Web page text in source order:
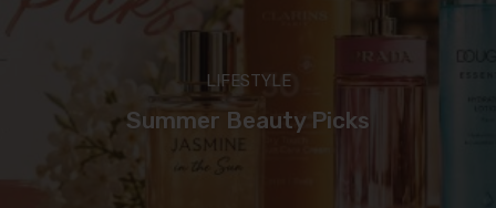
LIFESTYLE
Summer Beauty Picks